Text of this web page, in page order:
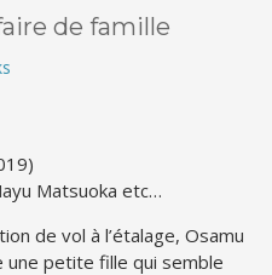
de famille
Matsuoka etc…
de vol à l’étalage, Osamu
une petite fille qui semble